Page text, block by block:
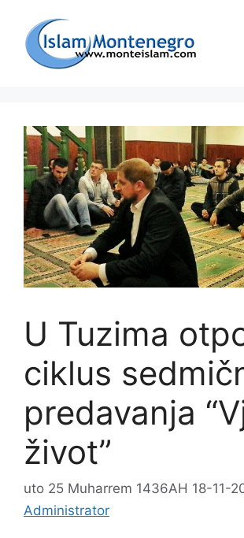
sadržaj
U Tuzima
ciklus
predavanja
život”
uto 25 Muharrem 1436AH 18-11-
Administrator